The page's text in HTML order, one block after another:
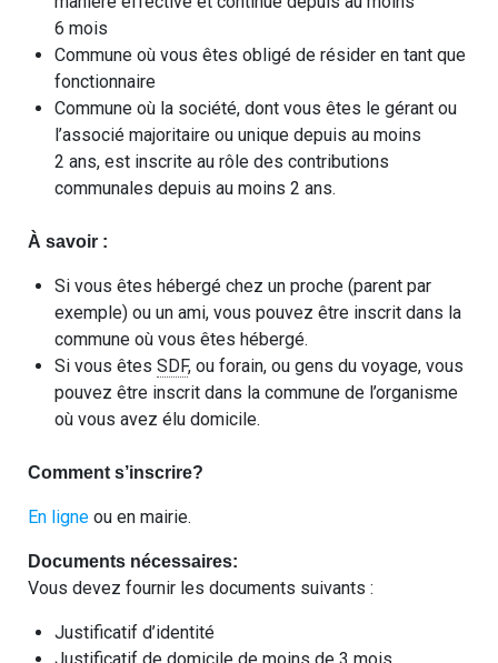
6 mois
Commune où vous êtes obligé de résider en tant que
fonctionnaire
Commune où la société, dont vous êtes le gérant ou
l’associé majoritaire ou unique depuis au moins
2 ans, est inscrite au rôle des contributions
communales depuis au moins 2 ans.
À savoir :
Si vous êtes hébergé chez un proche (parent par
exemple) ou un ami, vous pouvez être inscrit dans la
commune où vous êtes hébergé.
Si vous êtes SDF, ou forain, ou gens du voyage, vous
pouvez être inscrit dans la commune de l’organisme
où vous avez élu domicile.
Comment s’inscrire?
En ligne ou en mairie.
Documents nécessaires:
Vous devez fournir les documents suivants :
Justificatif d’identité